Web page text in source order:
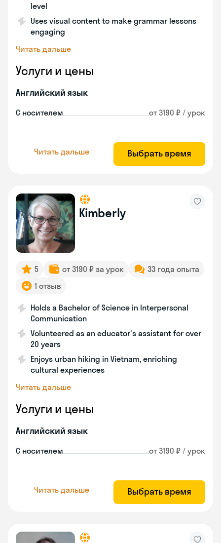
level
Uses visual content to make grammar lessons
engaging
Читать дальше
Услуги и цены
Английский язык
С носителем от 3190 ₽ / урок
Читать дальше Выбрать время
Kimberly
5 от 3190 ₽ за урок
33 года опыта
1 отзыв
Holds a Bachelor of Science in Interpersonal
Communication
Volunteered as an educator's assistant for over
20 years
Enjoys urban hiking in Vietnam, enriching
cultural experiences
Читать дальше
Услуги и цены
Английский язык
С носителем от 3190 ₽ / урок
Читать дальше Выбрать время